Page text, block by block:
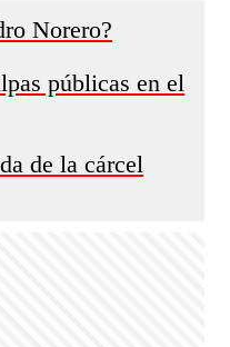
Norero?
públicas en el
de la cárcel